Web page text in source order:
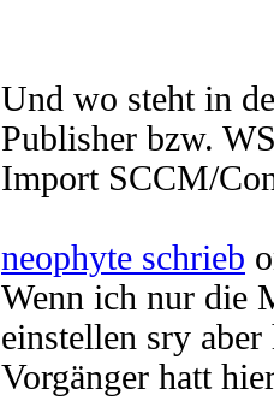
Und wo steht in
Publisher bzw.
Import SCCM/
neophyte schrieb
Wenn ich nur die
einstellen sry
Vorgänger hatt